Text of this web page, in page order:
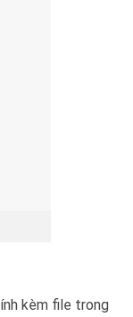
kèm file trong